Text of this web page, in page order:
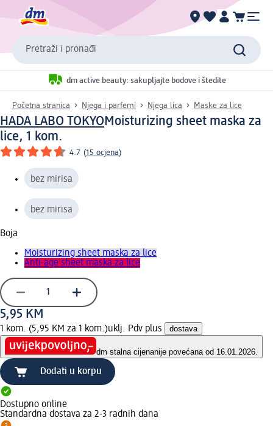
Pretraži i pronađi
dm active beauty: sakupljajte bodove i štedite
Početna stranica Njega i parfemi Njega lica Maske za lice
HADA LABO TOKYOMoisturizing sheet maska za
lice, 1 kom.
4.7 (15 ocjena)
bez mirisa
bez mirisa
Boja
Moisturizing sheet maska za lice
Anti-age sheet maska za lice
5,95 KM
1 kom. (5,95 KM za 1 kom.)uklj. Pdv plus dostava
dm stalna cijenanije povećana od 16.01.2026.
Dodati u korpu
Dostupno online
Standardna dostava za 2-3 radnih dana